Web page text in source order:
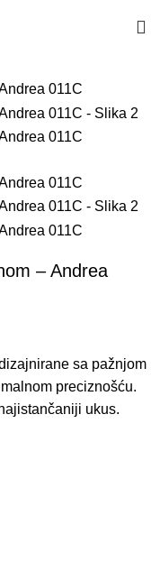
– Andrea
sa pažnjom
preciznošću.
ukus.